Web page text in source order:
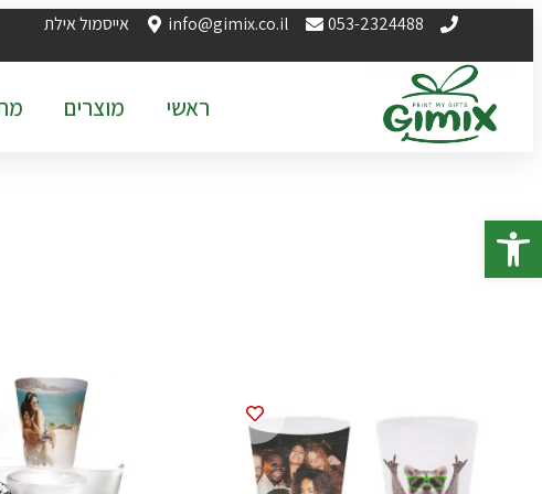
פתח סרגל נגישות
053-2324488
info@gimix.co.il אייסמול אילת
ראשי מוצרים